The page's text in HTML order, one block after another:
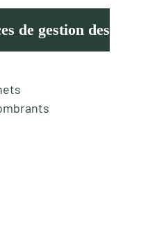
de gestion des